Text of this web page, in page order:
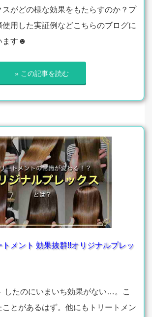
がどの様な効果をもたらすのか？プ
使用した実証例などこちらのブログに
ます☻
» この記事を読む
トメント 効果抜群!!オリジナルプレッ
したのにいまいち効果がない…。こ
とがあるはず。他にもトリートメン